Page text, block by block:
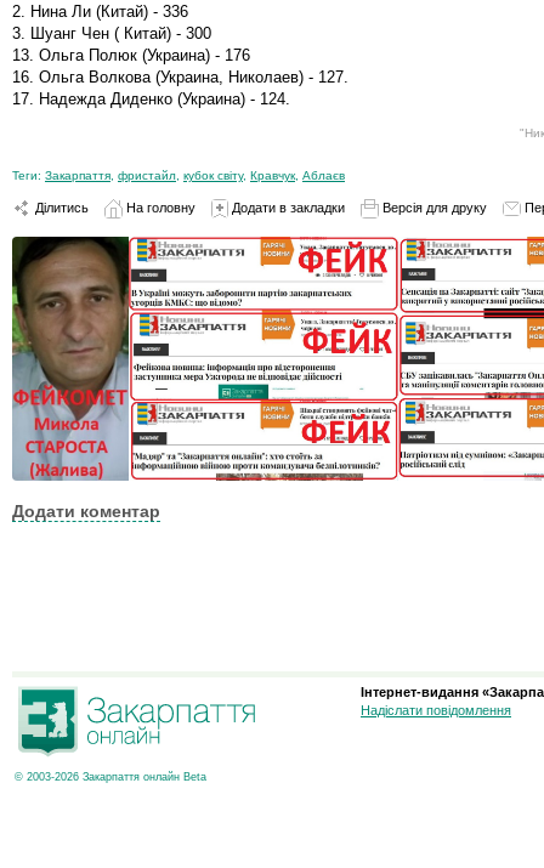
2. Нина Ли (Китай) - 336
3. Шуанг Чен ( Китай) - 300
13. Ольга Полюк (Украина) - 176
16. Ольга Волкова (Украина, Николаев) - 127.
17. Надежда Диденко (Украина) - 124.
Теги: Закарпаття фристайл кубок світу, Кравчук Аблаєв
Ділитись На головну Додати в закладки Версія для друку
Додати коментар
© 2003-2026 Закарпаття онлайн Beta
Інтернет-видання
Надіслати повідомлення